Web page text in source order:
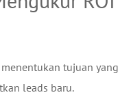
tujuan
leads baru.